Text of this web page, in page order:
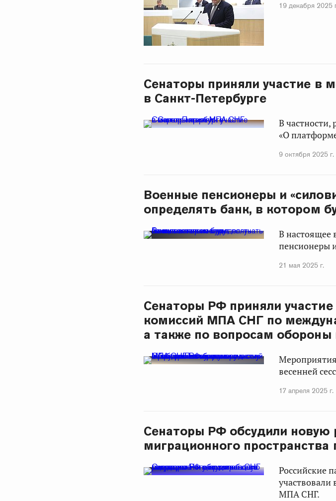
19 декабря 2025
Сенаторы приняли участие в
в Санкт-Петербурге
В частности,
«О
9 октября 2025 г.
Военные пенсионеры и
определять банк, в котором
В настоящее
пенсионеры
21 мая 2025 г.
Сенаторы РФ приняли
комиссий МПА СНГ по
а также по вопросам обороны
весенней
17 апреля 2025 г.
Сенаторы РФ обсудили
миграционного
Российские
участвовали
МПА СНГ.